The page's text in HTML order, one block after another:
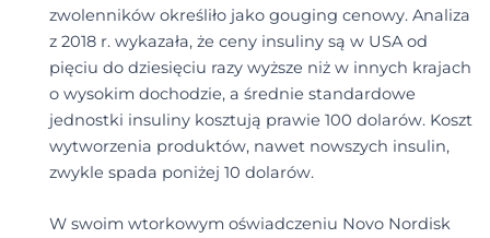
zwolenników określiło jako gouging cenowy. Analiza
z 2018 r. wykazała, że ceny insuliny są w USA od
pięciu do dziesięciu razy wyższe niż w innych krajach
o wysokim dochodzie, a średnie standardowe
jednostki insuliny kosztują prawie 100 dolarów. Koszt
wytworzenia produktów, nawet nowszych insulin,
zwykle spada poniżej 10 dolarów.
W swoim wtorkowym oświadczeniu Novo Nordisk